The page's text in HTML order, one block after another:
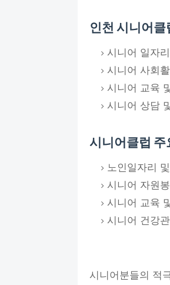
인천 시니어
시니어 일자
시니어 사회
시니어 교육
시니어 상담
시니어클럽 주
노인일자리
시니어 자원
시니어 교육
시니어 건강
시니어분들의 적